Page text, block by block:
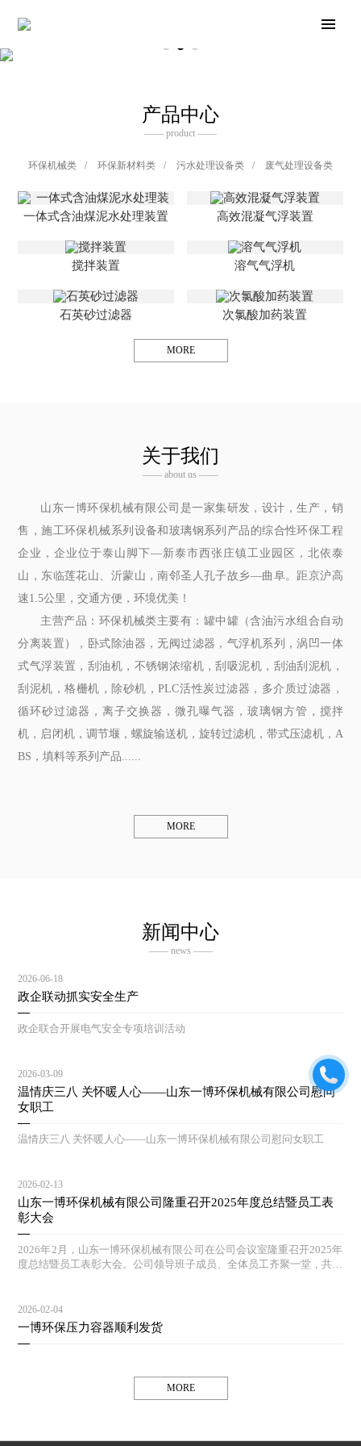
产品中心
—— product ——
环保机械类 / 环保新材料类 / 污水处理设备类 / 废气处理设备类
一体式含油煤泥水处理装置 高效混凝气浮装置
搅拌装置 溶气气浮机
石英砂过滤器 次氯酸加药装置
MORE
关于我们
—— about us ——
山东一博环保机械有限公司是一家集研发，设计，生产，销
售，施工环保机械系列设备和玻璃钢系列产品的综合性环保工程
企业，企业位于泰山脚下—新泰市西张庄镇工业园区，北依泰
山，东临莲花山、沂蒙山，南邻圣人孔子故乡—曲阜。距京沪高
速1.5公里，交通方便，环境优美！
主营产品：环保机械类主要有：罐中罐（含油污水组合自动
分离装置），卧式除油器，无阀过滤器，气浮机系列，涡凹一体
式气浮装置，刮油机，不锈钢浓缩机，刮吸泥机，刮油刮泥机，
刮泥机，格栅机，除砂机，PLC活性炭过滤器，多介质过滤器，
循环砂过滤器，离子交换器，微孔曝气器，玻璃钢方管，搅拌
机，启闭机，调节堰，螺旋输送机，旋转过滤机，带式压滤机，A
BS，填料等系列产品......
MORE
新闻中心
—— news ——
2026-06-18
政企联动抓实安全生产
政企联合开展电气安全专项培训活动
2026-03-09
温情庆三八 关怀暖人心——山东一博环保机械有限公司慰问
女职工
温情庆三八 关怀暖人心——山东一博环保机械有限公司慰问女职工
2026-02-13
山东一博环保机械有限公司隆重召开2025年度总结暨员工表
彰大会
2026年2月，山东一博环保机械有限公司在公司会议室隆重召开2025年
度总结暨员工表彰大会。公司领导班子成员、全体员工齐聚一堂，共同
2026-02-04
一博环保压力容器顺利发货
MORE